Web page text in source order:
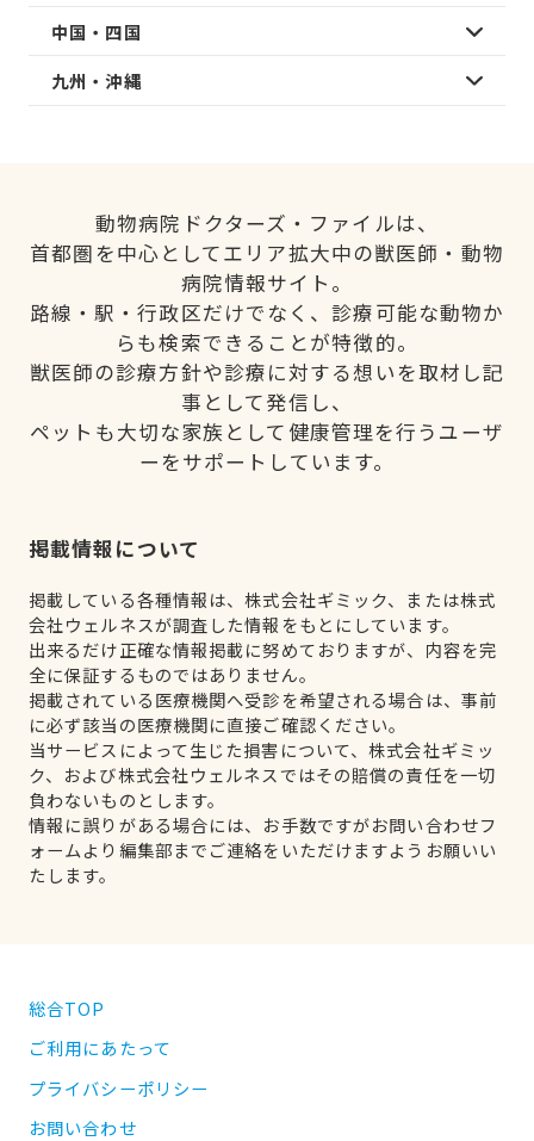
中国・四国
九州・沖縄
動物病院ドクターズ・ファイルは、
首都圏を中心としてエリア拡大中の獣医師・動物
病院情報サイト。
路線・駅・行政区だけでなく、診療可能な動物か
らも検索できることが特徴的。
獣医師の診療方針や診療に対する想いを取材し記
事として発信し、
ペットも大切な家族として健康管理を行うユーザ
ーをサポートしています。
掲載情報について
掲載している各種情報は、株式会社ギミック、または株式
会社ウェルネスが調査した情報をもとにしています。
出来るだけ正確な情報掲載に努めておりますが、内容を完
全に保証するものではありません。
掲載されている医療機関へ受診を希望される場合は、事前
に必ず該当の医療機関に直接ご確認ください。
当サービスによって生じた損害について、株式会社ギミッ
ク、および株式会社ウェルネスではその賠償の責任を一切
負わないものとします。
情報に誤りがある場合には、お手数ですがお問い合わせフ
ォームより編集部までご連絡をいただけますようお願いい
たします。
総合TOP
ご利用にあたって
プライバシーポリシー
お問い合わせ